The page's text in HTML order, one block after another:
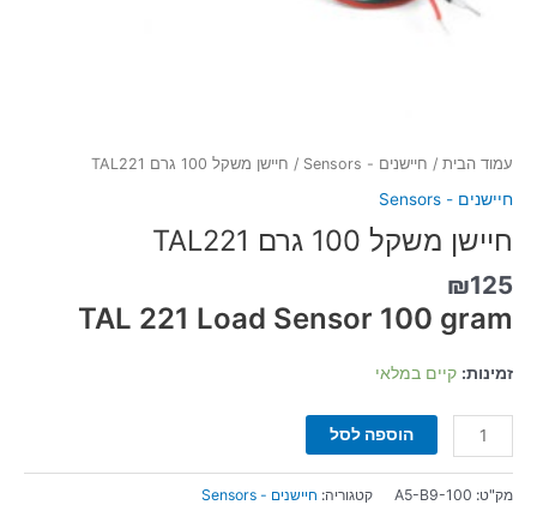
עמוד הבית / חיישנים - Sensors / חיישן משקל 100 גרם TAL221
חיישנים - Sensors
חיישן משקל 100 גרם TAL221
₪125
TAL 221 Load Sensor 100 gram
זמינות: קיים במלאי
הוספה לסל
מק"ט: A5-B9-100 קטגוריה: חיישנים - Sensors